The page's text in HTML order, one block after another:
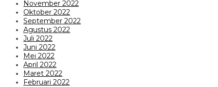
November 2022
Oktober 2022
September 2022
Agustus 2022
Juli 2022
Juni 2022
Mei 2022
April 2022
Maret 2022
Februari 2022